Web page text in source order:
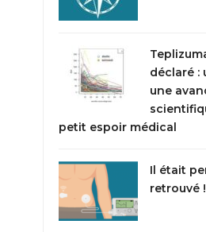
déclaré :
une
petit espoir médical
Il était
retrouvé !